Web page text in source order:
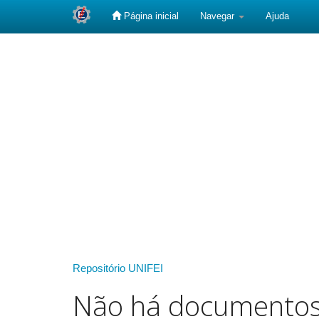
Página inicial Navegar Ajuda
Repositório UNIFEI
Não há